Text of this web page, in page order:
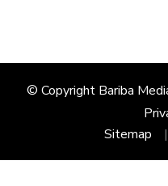
© Copyright Bariba
Sitemap